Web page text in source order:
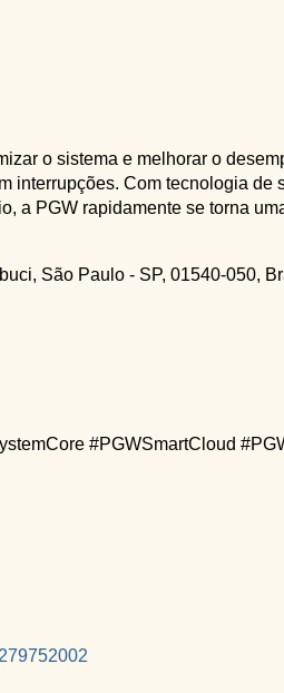
o sistema e melhorar o
interrupções. Com tecnologia de
a PGW rapidamente se torna
São Paulo - SP, 01540-050,
#PGWSmartCloud